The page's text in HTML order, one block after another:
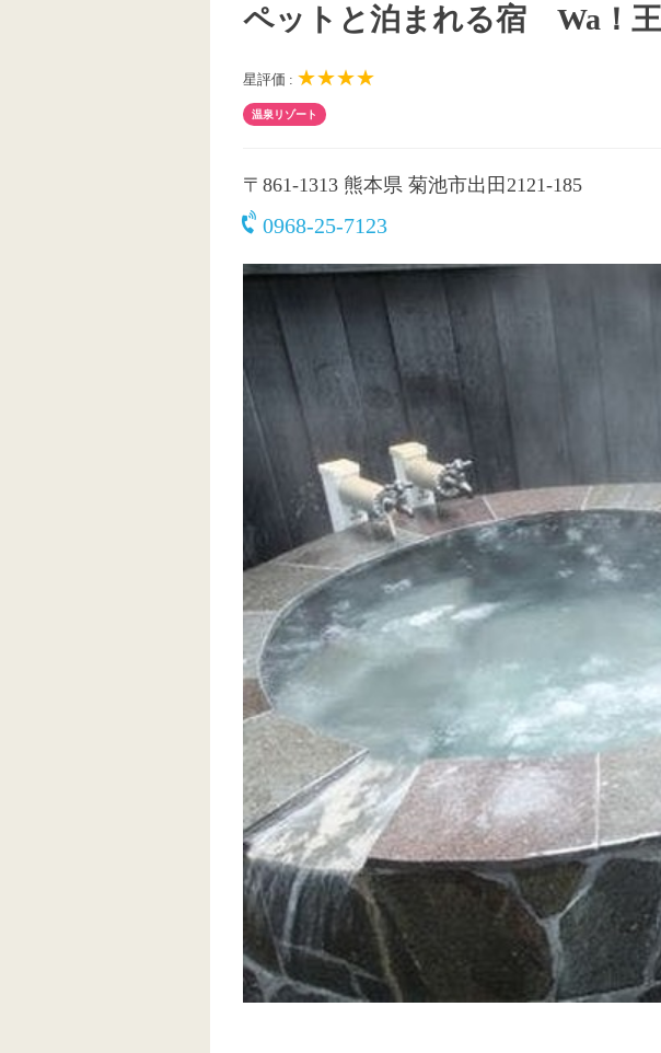
ペットと泊まれる宿 Wa！
星評価 : ★★★★
温泉リゾート
〒861-1313 熊本県 菊池市出田2121-185
0968-25-7123